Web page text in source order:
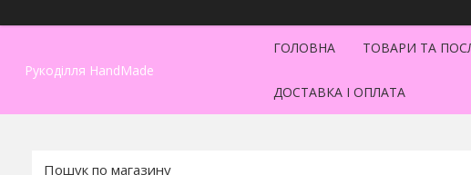
Рукоділля HandMade
ГОЛОВНА ТОВАРИ ТА
ДОСТАВКА І ОПЛАТА